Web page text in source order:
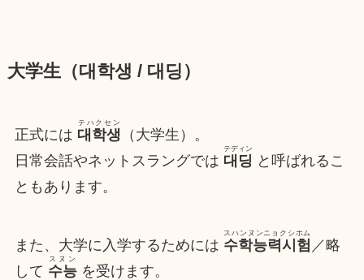
大学生（대학생 / 대딩）
正式には 대학생
テハクセン
（大学生）。
日常会話やネットスラングでは 대딩
テディン
と呼ばれるこ
ともあります。
また、大学に入学するためには 수학능력시험
スハンヌンニョクシホム
／略
して 수능
スヌン
を受けます。